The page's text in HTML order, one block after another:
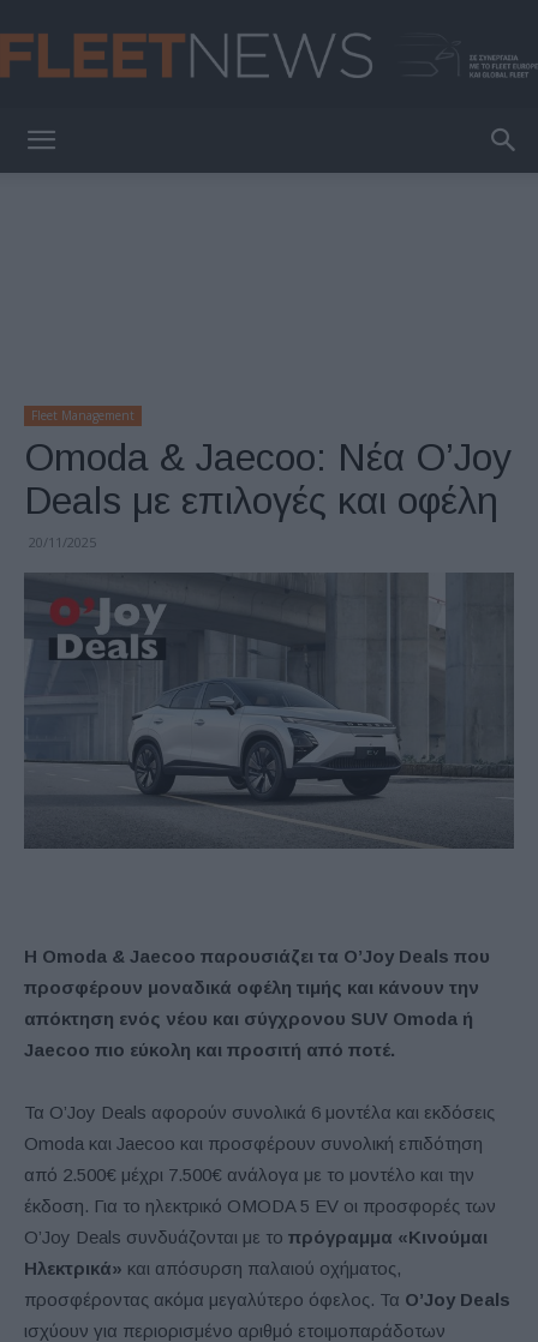
Fleet Management
Omoda & Jaecoo: Νέα O’Joy
Deals με επιλογές και οφέλη
20/11/2025
Η Omoda & Jaecoo παρουσιάζει τα O’Joy Deals που
προσφέρουν μοναδικά οφέλη τιμής και κάνουν την
απόκτηση ενός νέου και σύγχρονου SUV Omoda ή
Jaecoo πιο εύκολη και προσιτή από ποτέ.
Τα O’Joy Deals αφορούν συνολικά 6 μοντέλα και εκδόσεις
Omoda και Jaecoo και προσφέρουν συνολική επιδότηση
από 2.500€ μέχρι 7.500€ ανάλογα με το μοντέλο και την
έκδοση. Για το ηλεκτρικό OMODA 5 EV οι προσφορές των
O’Joy Deals συνδυάζονται με το πρόγραμμα «Κινούμαι
Ηλεκτρικά» και απόσυρση παλαιού οχήματος,
προσφέροντας ακόμα μεγαλύτερο όφελος. Τα O’Joy Deals
ισχύουν για περιορισμένο αριθμό ετοιμοπαράδοτων